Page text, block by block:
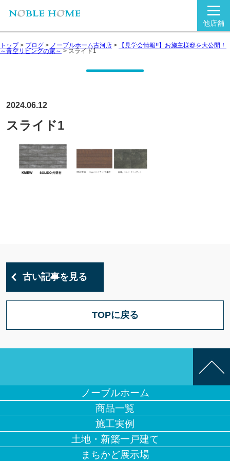
他店舗
トップ> ブログ > ノーブルホーム古河店 > 【見学会情報!!】お施主様邸を大公開！
～青空リビングの家～ > スライド1
2024.06.12
スライド1
古い記事を見る
TOPに戻る
ノーブルホーム
商品一覧
施工実例
土地・新築一戸建て
まちかど展示場